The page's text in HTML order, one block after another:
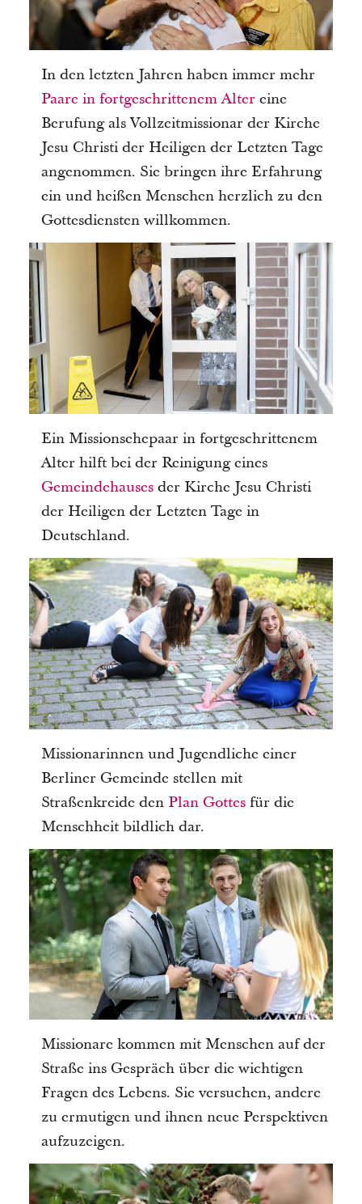
In den letzten Jahren haben immer mehr
Paare in fortgeschrittenem Alter eine
Berufung als Vollzeitmissionar der Kirche
Jesu Christi der Heiligen der Letzten Tage
angenommen. Sie bringen ihre Erfahrung
ein und heißen Menschen herzlich zu den
Gottesdiensten willkommen.
Ein Missionsehepaar in fortgeschrittenem
Alter hilft bei der Reinigung eines
Gemeindehausesder Kirche Jesu Christi
der Heiligen der Letzten Tage in
Deutschland.
Missionarinnen und Jugendliche einer
Berliner Gemeinde stellen mit
Straßenkreide den Plan Gottesfür die
Menschheit bildlich dar.
Missionare kommen mit Menschen auf der
Straße ins Gespräch über die wichtigen
Fragen des Lebens. Sie versuchen, andere
zu ermutigen und ihnen neue Perspektiven
aufzuzeigen.